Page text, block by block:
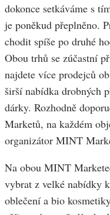
dokonce setkáváme s
je poněkud přeplněno.
chodit spíše po druhé
Obou trhů se zúčastní
najdete více prodejců
širší nabídka drobných
dárky. Rozhodně
Marketů, na každém
organizátor MINT
Na obou MINT
vybrat z velké nabídky
oblečení a bio